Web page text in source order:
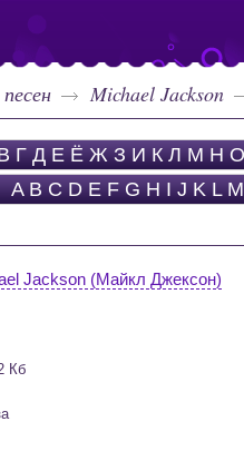
Michael Jackson
Г Д Е Ё Ж З И К Л М Н О
A B C D E F G H I J K L M
Jackson (Майкл Джексон)
Кб